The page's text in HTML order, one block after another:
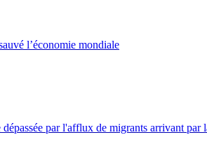
l’économie mondiale
par l'afflux de migrants arrivant par